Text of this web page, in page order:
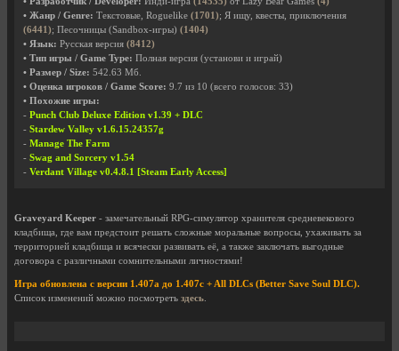
• Жанр / Genre: Текстовые, Roguelike (1701); Я ищу, квесты, приключения
(6441); Песочницы (Sandbox-игры) (1404)
• Язык: Русская версия (8412)
• Тип игры / Game Type: Полная версия (установи и играй)
• Размер / Size: 542.63 Мб.
• Оценка игроков / Game Score: 9.7 из 10 (всего голосов: 33)
• Похожие игры:
- Punch Club Deluxe Edition v1.39 + DLC
- Stardew Valley v1.6.15.24357g
- Manage The Farm
- Swag and Sorcery v1.54
- Verdant Village v0.4.8.1 [Steam Early Access]
Graveyard Keeper - замечательный RPG-симулятор хранителя средневекового
кладбища, где вам предстоит решать сложные моральные вопросы, ухаживать за
территорией кладбища и всячески развивать её, а также заключать выгодные
договора с различными сомнительными личностями!
Игра обновлена с версии 1.407a до 1.407c + All DLCs (Better Save Soul DLC).
Список изменений можно посмотреть здесь.